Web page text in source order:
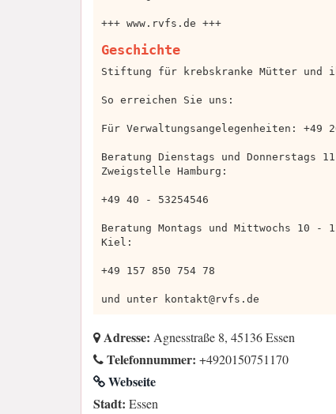
+++ www.rvfs.de +++
Geschichte
Stiftung für krebskranke Mütter und
So erreichen Sie uns:
Für Verwaltungsangelegenheiten: +49
Beratung Dienstags und Donnerstags
Zweigstelle Hamburg:
+49 40 - 53254546
Beratung Montags und Mittwochs 10
Kiel:
+49 157 850 754 78
und unter kontakt@rvfs.de
Adresse: Agnesstraße 8, 45136 Essen
Telefonnummer: +4920150751170
Webseite
Stadt: Essen